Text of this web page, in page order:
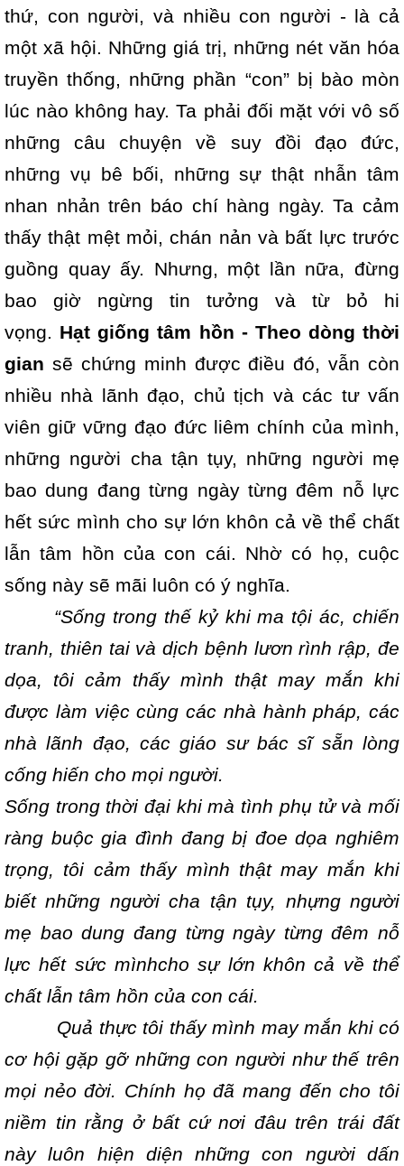
thứ, con người, và nhiều con người - là cả
một xã hội. Những giá trị, những nét văn hóa
truyền thống, những phần “con” bị bào mòn
lúc nào không hay. Ta phải đối mặt với vô số
những câu chuyện về suy đồi đạo đức,
những vụ bê bối, những sự thật nhẫn tâm
nhan nhản trên báo chí hàng ngày. Ta cảm
thấy thật mệt mỏi, chán nản và bất lực trước
guồng quay ấy. Nhưng, một lần nữa, đừng
bao giờ ngừng tin tưởng và từ bỏ hi
vọng. Hạt giống tâm hồn - Theo dòng thời
gian sẽ chứng minh được điều đó, vẫn còn
nhiều nhà lãnh đạo, chủ tịch và các tư vấn
viên giữ vững đạo đức liêm chính của mình,
những người cha tận tụy, những người mẹ
bao dung đang từng ngày từng đêm nỗ lực
hết sức mình cho sự lớn khôn cả về thể chất
lẫn tâm hồn của con cái. Nhờ có họ, cuộc
sống này sẽ mãi luôn có ý nghĩa.
“Sống trong thế kỷ khi ma tội ác, chiến
tranh, thiên tai và dịch bệnh lươn rình rập, đe
dọa, tôi cảm thấy mình thật may mắn khi
được làm việc cùng các nhà hành pháp, các
nhà lãnh đạo, các giáo sư bác sĩ sẵn lòng
cống hiến cho mọi người.
Sống trong thời đại khi mà tình phụ tử và mối
ràng buộc gia đình đang bị đoe dọa nghiêm
trọng, tôi cảm thấy mình thật may mắn khi
biết những người cha tận tụy, nhựng người
mẹ bao dung đang từng ngày từng đêm nỗ
lực hết sức mìnhcho sự lớn khôn cả về thể
chất lẫn tâm hồn của con cái.
Quả thực tôi thấy mình may mắn khi có
cơ hội gặp gỡ những con người như thế trên
mọi nẻo đời. Chính họ đã mang đến cho tôi
niềm tin rằng ở bất cứ nơi đâu trên trái đất
này luôn hiện diện những con người dấn